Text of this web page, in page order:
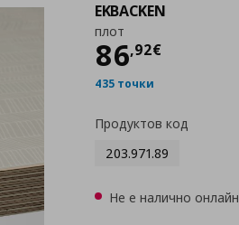
EKBACKEN
плот
86,92€
Цена
435 точки
Продуктов код
203.971.89
Не е налично онлайн